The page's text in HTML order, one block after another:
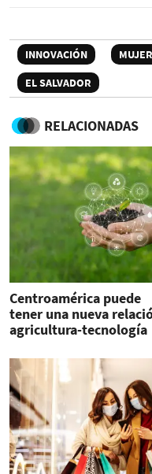
INNOVACIÓN
EL SALVADOR
RELACIONADAS
Centroamérica puede
tener una nueva
agricultura-tecnología